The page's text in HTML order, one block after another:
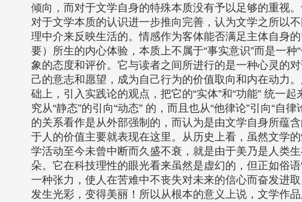
倾向，而对于文学自身的特殊本质没有予以足够的重视
对于文学本质的认识进一步推向完善，认为文学之所以
理中介来反映生活的。情感作为客体能否满足主体自身
要）所生的内心体验，本质上不属于“事实意识”而是一
象的态度和评价。它与读者之间所进行的是一种心灵的
己的意志和愿望，成为自己行为的价值取向和内在动力
础上，引入实践论的观点，把它的“实体”和“功能” 统一
究从“静态”的引向“动态” 的，而且也从“他律论”引向“自
的关系看作是从外部强制的，而认为是由文学自身所蕴
于人的价值主要就表现在这里。从历史上看，虽然文
学活动至今未曾中断而久盛不衰，就是由于美乃是人类
朵。它在科技理性的眼光看来虽然是虚幻的，但正如俗
一种张力，使人在苦难中不丧失对未来的信心而奋发进
发生光彩，变得美丽！所以从根本的意义上说，文学作